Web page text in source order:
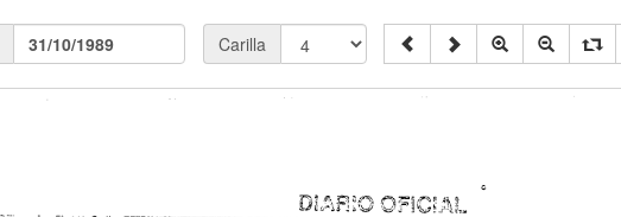
31/10/1989 Carilla